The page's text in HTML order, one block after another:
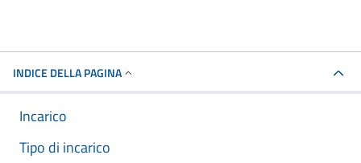
INDICE DELLA PAGINA
Incarico
Tipo di incarico